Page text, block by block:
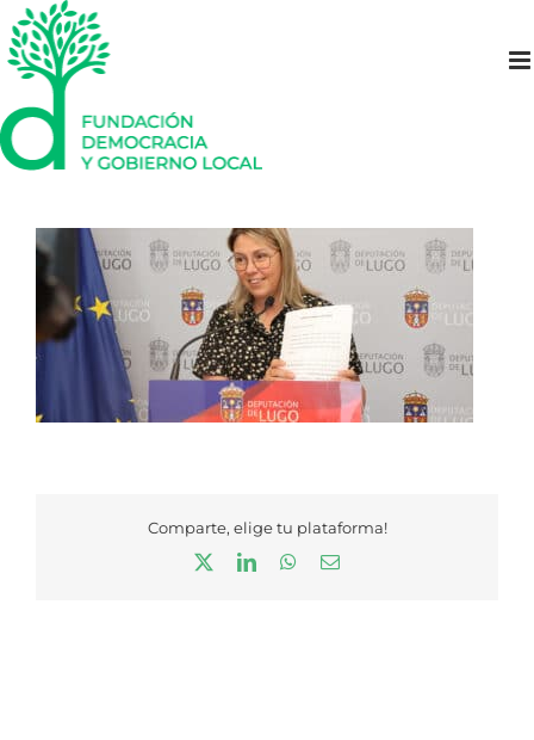
Saltar
al
contenido
Comparte, elige tu plataforma!
LinkedInWhatsApp
Correo